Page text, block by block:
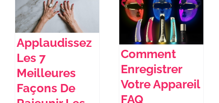
NEWS DE FOREO
SKINCARE
SANTÉ & BIEN-ÊTRE
Applaudissez
Les 7
Meilleures
Façons De
Comment
Enregistrer
Votre Appareil
FAQ